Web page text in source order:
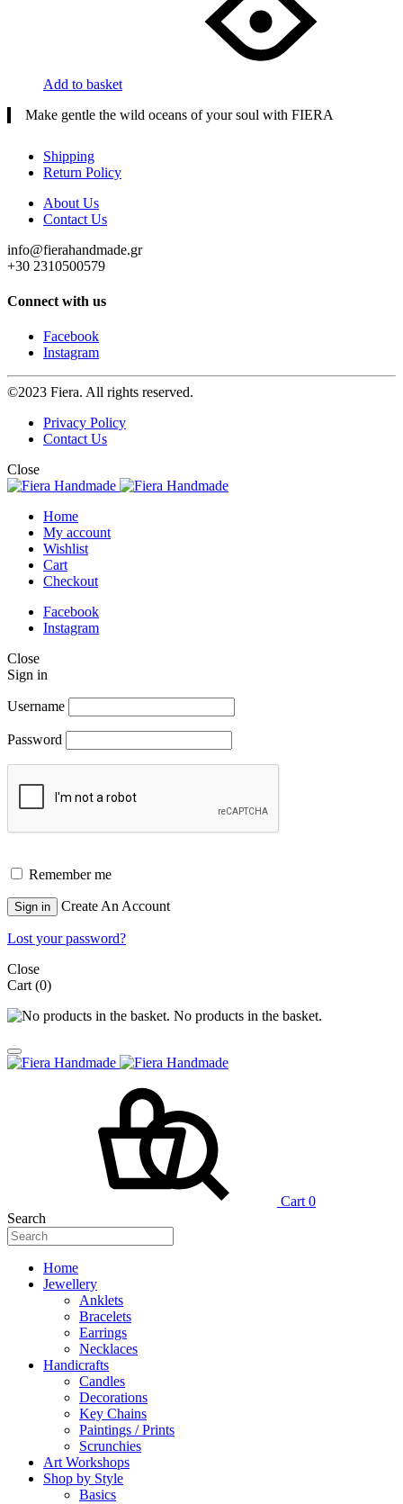
Add to basket
Make gentle the wild oceans of your soul with FIERA
Shipping
Return Policy
About Us
Contact Us
info@fierahandmade.gr
+30 2310500579
Connect with us
Facebook
Instagram
©2023 Fiera. All rights reserved.
Privacy Policy
Contact Us
Close
Home
My account
Wishlist
Cart
Checkout
Facebook
Instagram
Close
Sign in
Username
Password
Remember me
Sign in Create An Account
Lost your password?
Close
Cart(0)
No products in the basket.
Cart 0
Search
Home
Jewellery
Anklets
Bracelets
Earrings
Necklaces
Handicrafts
Candles
Decorations
Key Chains
Paintings / Prints
Scrunchies
Art Workshops
Shop by Style
Basics